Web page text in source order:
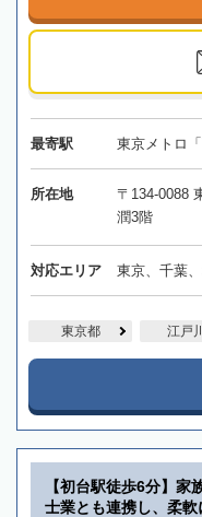
最寄駅 東京メトロ
所在地
〒134-0088
潤3階
対応エリア 東京、千葉
東京都 江戸
【初台駅徒歩6分】
士業とも連携し、柔